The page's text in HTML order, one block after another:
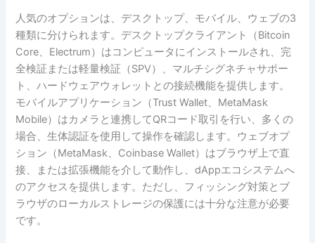
人気のオプションは、デスクトップ、モバイル、ウェブの3
種類に分けられます。デスクトップクライアント（Bitcoin
Core、Electrum）はコンピュータにインストールされ、完
全検証または軽量検証（SPV）、マルチシグネチャサポー
ト、ハードウェアウォレットとの接続機能を提供します。
モバイルアプリケーション（Trust Wallet、MetaMask
Mobile）はカメラと連携してQRコード取引を行い、多くの
場合、生体認証を使用して操作を確認します。ウェブオプ
ション（MetaMask、Coinbase Wallet）はブラウザ上で直
接、または拡張機能を介して動作し、dAppエコシステムへ
のアクセスを提供します。ただし、フィッシング対策とブ
ラウザのローカルストレージの保護には十分な注意が必要
です。